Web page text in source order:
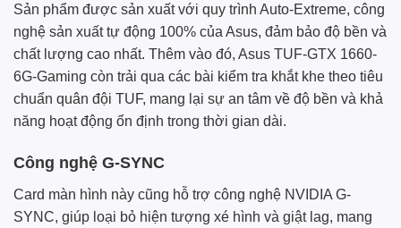
Sản phẩm được sản xuất với quy trình Auto-Extreme, công
nghệ sản xuất tự động 100% của Asus, đảm bảo độ bền và
chất lượng cao nhất. Thêm vào đó, Asus TUF-GTX 1660-
6G-Gaming còn trải qua các bài kiểm tra khắt khe theo tiêu
chuẩn quân đội TUF, mang lại sự an tâm về độ bền và khả
năng hoạt động ổn định trong thời gian dài.
Công nghệ G-SYNC
Card màn hình này cũng hỗ trợ công nghệ NVIDIA G-
SYNC, giúp loại bỏ hiện tượng xé hình và giật lag, mang